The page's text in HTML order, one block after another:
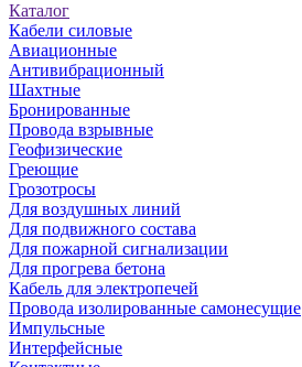
Каталог
Кабели силовые
Авиационные
Антивибрационный
Шахтные
Бронированные
Провода взрывные
Геофизические
Греющие
Грозотросы
Для воздушных линий
Для подвижного состава
Для пожарной сигнализации
Для прогрева бетона
Кабель для электропечей
Провода изолированные самонесущие
Импульсные
Интерфейсные